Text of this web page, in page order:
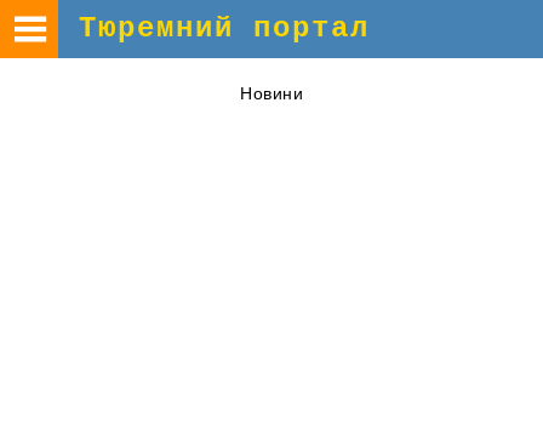
Тюремний портал
Новини